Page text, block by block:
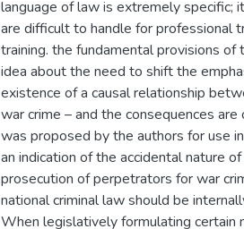
language of law is extremely specific;
are difficult to handle for professional
training. the fundamental provisions
idea about the need to shift the
existence of a causal relationship
war crime – and the consequences
was proposed by the authors for use
an indication of the accidental nature
prosecution of perpetrators for war
national criminal law should be
When legislatively formulating certain